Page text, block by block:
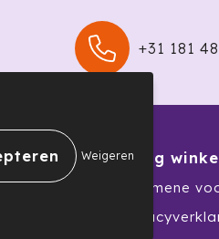
+31 181
Veilig
Algemene
Weigeren